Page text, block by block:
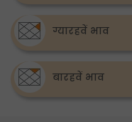
ग्यारहवें भाव
बारहवें भाव